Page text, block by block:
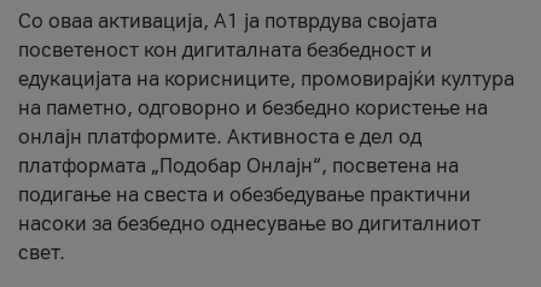
Со оваа активација, А1 ја потврдува својата
посветеност кон дигиталната безбедност и
едукацијата на корисниците, промовирајќи култура
на паметно, одговорно и безбедно користење на
онлајн платформите. Активноста е дел од
платформата „Подобар Онлајн“, посветена на
подигање на свеста и обезбедување практични
насоки за безбедно однесување во дигиталниот
свет.